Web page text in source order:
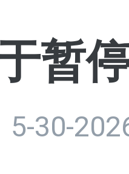
暂
5-30-